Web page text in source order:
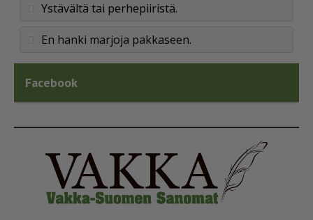
Ystävältä tai perhepiiristä.
En hanki marjoja pakkaseen.
Facebook